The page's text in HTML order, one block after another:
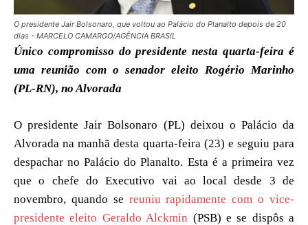
O presidente Jair Bolsonaro, que voltou ao Palácio do Planalto depois de 20
dias - MARCELO CAMARGO/AGÊNCIA BRASIL
Único compromisso do presidente nesta quarta-feira é
uma reunião com o senador eleito Rogério Marinho
(PL-RN), no Alvorada
O presidente Jair Bolsonaro (PL) deixou o Palácio da
Alvorada na manhã desta quarta-feira (23) e seguiu para
despachar no Palácio do Planalto. Esta é a primeira vez
que o chefe do Executivo vai ao local desde 3 de
novembro, quando se reuniu rapidamente com o vice-
presidente eleito Geraldo Alckmin (PSB) e se dispôs a